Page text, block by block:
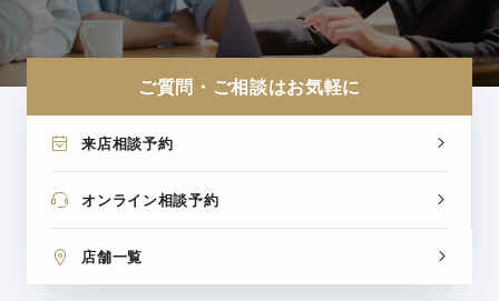
ご質問・ご相談はお気軽に
来店相談予約
オンライン相談予約
店舗一覧